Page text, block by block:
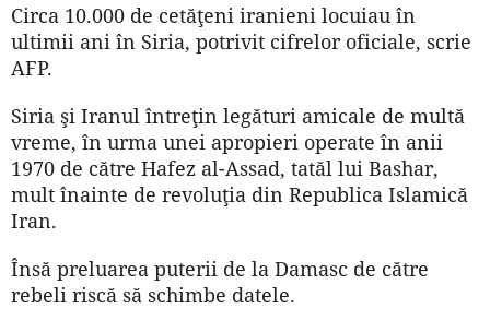
Circa 10.000 de cetăţeni iranieni locuiau în
ultimii ani în Siria, potrivit cifrelor oficiale, scrie
AFP.
Siria şi Iranul întreţin legături amicale de multă
vreme, în urma unei apropieri operate în anii
1970 de către Hafez al-Assad, tatăl lui Bashar,
mult înainte de revoluţia din Republica Islamică
Iran.
Însă preluarea puterii de la Damasc de către
rebeli riscă să schimbe datele.